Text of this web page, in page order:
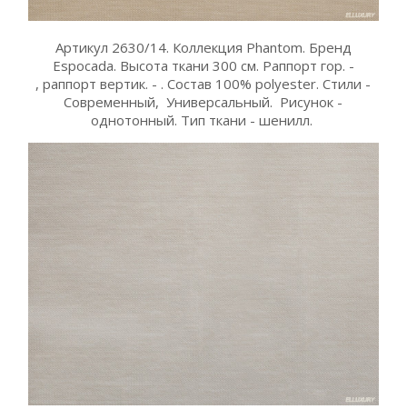
Артикул 2630/14. Коллекция Phantom. Бренд
Espocada. Высота ткани 300 см. Раппорт гор. -
, раппорт вертик. - . Состав 100% polyester. Стили -
Современный, Универсальный. Рисунок -
однотонный. Тип ткани - шенилл.